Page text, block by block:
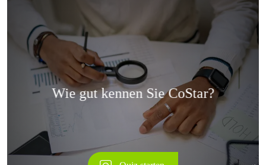
Überspringen